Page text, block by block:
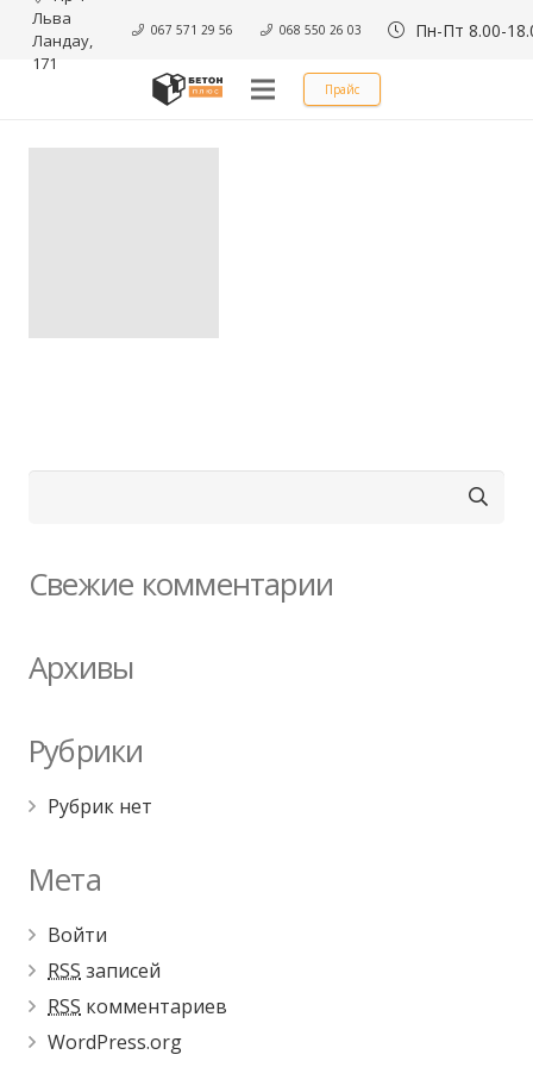
Льва
Ландау,
171
067 571 29 56 068 550 26 03 Пн-Пт 8.00-
Прайс
Свежие комментарии
Архивы
Рубрики
Рубрик нет
Мета
Войти
RSS записей
RSS комментариев
WordPress.org